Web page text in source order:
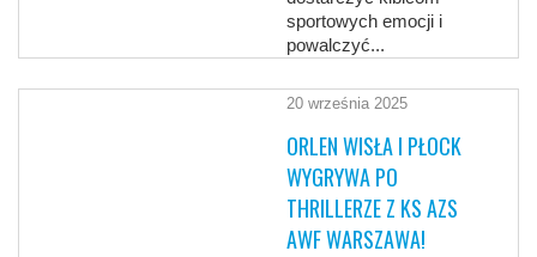
sportowych emocji i
powalczyć...
20 września 2025
ORLEN WISŁA I PŁOCK
WYGRYWA PO
THRILLERZE Z KS AZS
AWF WARSZAWA!